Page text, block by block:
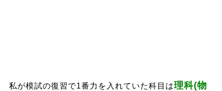
私が模試の復習で1番力を入れていた科目は理科(物